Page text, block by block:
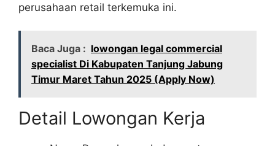
perusahaan retail terkemuka ini.
Baca Juga : lowongan legal commercial
specialist Di Kabupaten Tanjung Jabung
Timur Maret Tahun 2025 (Apply Now)
Detail Lowongan Kerja